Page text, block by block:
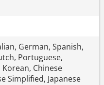
German, Spanish,
Portuguese,
Chinese
Simplified, Japanese